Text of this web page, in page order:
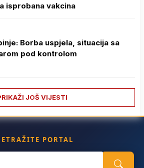
isprobana vakcina
Borba uspjela, situacija sa
pod kontrolom
JOŠ VIJESTI
PORTAL